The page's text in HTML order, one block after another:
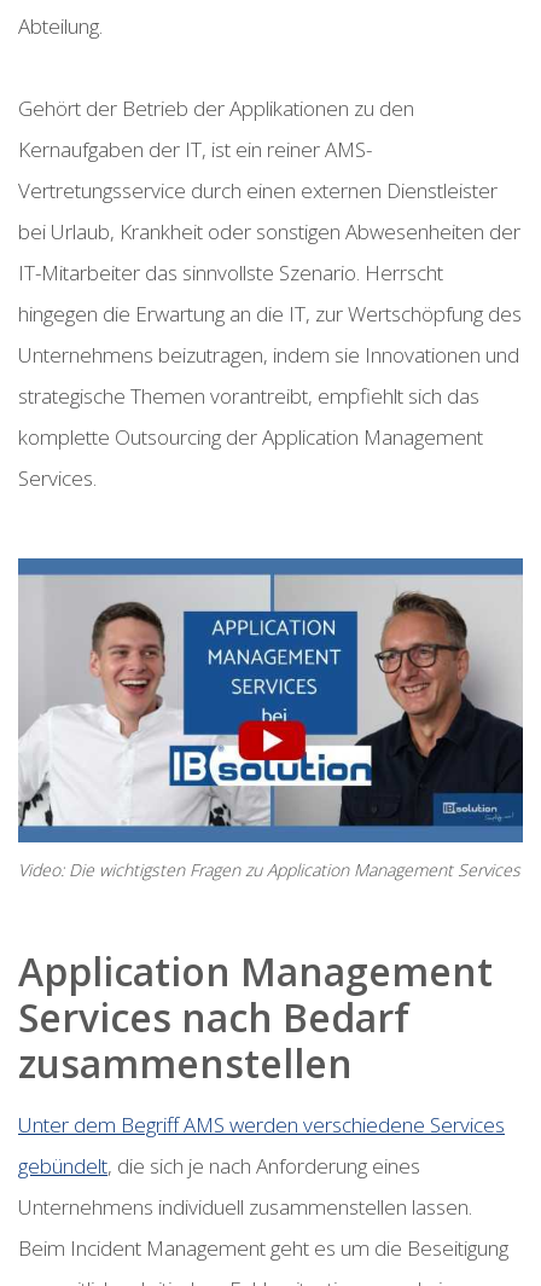
Abteilung.
Gehört der Betrieb der Applikationen zu den
Kernaufgaben der IT, ist ein reiner AMS-
Vertretungsservice durch einen externen Dienstleister
bei Urlaub, Krankheit oder sonstigen Abwesenheiten der
IT-Mitarbeiter das sinnvollste Szenario. Herrscht
hingegen die Erwartung an die IT, zur Wertschöpfung des
Unternehmens beizutragen, indem sie Innovationen und
strategische Themen vorantreibt, empfiehlt sich das
komplette Outsourcing der Application Management
Services.
Video: Die wichtigsten Fragen zu Application Management Services
Application Management
Services nach Bedarf
zusammenstellen
Unter dem Begriff AMS werden verschiedene Services
gebündelt, die sich je nach Anforderung eines
Unternehmens individuell zusammenstellen lassen.
Beim Incident Management geht es um die Beseitigung